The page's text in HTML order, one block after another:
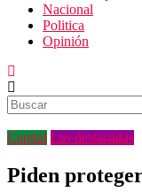
Nacional
Politica
Opinión
Capital Las destacadas
Piden